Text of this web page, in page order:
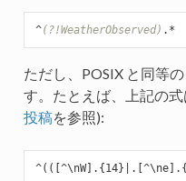
^(?!WeatherObserved)
ただし、POSIX と同等
す。たとえば、上記の
投稿を参照):
^(([^\nW]. {14} |.[^\ne].